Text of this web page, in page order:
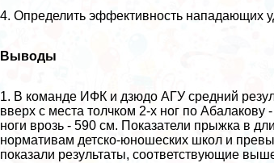
4. Определить эффективность нападающих
Выводы
1. В комaнде ИФК и дзюдо АГУ средний
вверх с места толчком 2-х ног по
ноги врозь - 590 см. Показатели прыжка в
нормативам детско-юношеских школ и
показали результаты, соответствующие